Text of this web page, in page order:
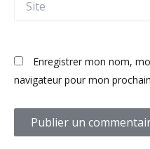
Enregistrer mon nom,
navigateur pour mon